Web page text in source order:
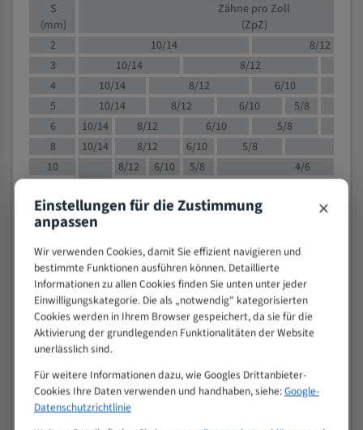
S
(mm)
Zähne pro Zoll
(ZpZ)
2
10/14
8/12
3
10/14 8/12
4
10/14 8/12 6/10
5
10/14 8/12 6/10
5/8
6
10/14 8/12 6/10
5/8
8
10/14 8/12 6/10 5/8
10
8/12 6/10 5/8
4/6
15
8/12 6/10
4/5
20
30
4/5
50
80
> 100
VOLLMATERIAL
M (mm)
Zähne pro
Zoll (ZpZ))
>
10/14
Einstellungen für die Zustimmung
anpassen ×
Wir verwenden Cookies, damit Sie effizient navigieren und
bestimmte Funktionen ausführen können. Detaillierte
Informationen zu allen Cookies finden Sie unten unter jeder
Einwilligungskategorie. Die als „notwendig" kategorisierten
Cookies werden in Ihrem Browser gespeichert, da sie für die
Aktivierung der grundlegenden Funktionalitäten der Website
unerlässlich sind.
Für weitere Informationen dazu, wie Googles Drittanbieter-
Cookies Ihre Daten verwenden und handhaben, siehe:Google-
Datenschutzrichtlinie